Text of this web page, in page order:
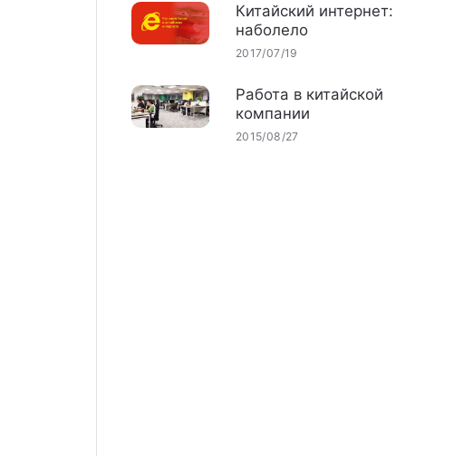
Китайский интернет:
наболело
2017/07/19
Работа в китайской
компании
2015/08/27